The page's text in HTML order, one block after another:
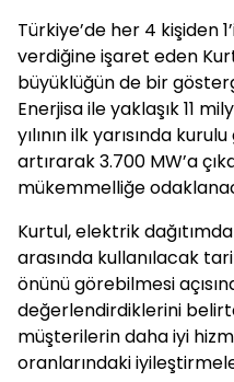
Türkiye’de her 4 kişiden
verdiğine işaret eden
büyüklüğün de bir
Enerjisa ile yaklaşık 11
yılının ilk yarısında
artırarak 3.700 MW’a
mükemmelliğe
Kurtul, elektrik
arasında kullanılacak
önünü görebilmesi
değerlendirdiklerini
müşterilerin daha iyi
oranlarındaki